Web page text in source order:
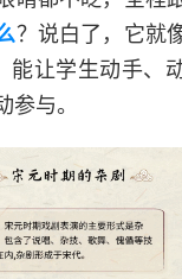
？说白了，它就
能让学生动手、
参与。